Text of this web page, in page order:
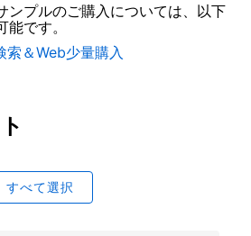
ンプルのご購入については、以下
です。
索＆Web少量購入
すべて選択